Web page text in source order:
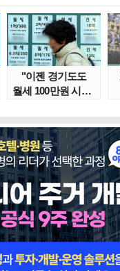
"이젠 경기도도
월세 100만원 시대"